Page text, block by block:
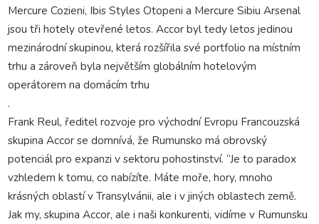
Mercure Cozieni, Ibis Styles Otopeni a Mercure Sibiu Arsenal
jsou tři hotely otevřené letos. Accor byl tedy letos jedinou
mezinárodní skupinou, která rozšířila své portfolio na místním
trhu a zároveň byla největším globálním hotelovým
operátorem na domácím trhu
.
Frank Reul, ředitel rozvoje pro východní Evropu Francouzská
skupina Accor se domnívá, že Rumunsko má obrovský
potenciál pro expanzi v sektoru pohostinství. “Je to paradox
vzhledem k tomu, co nabízíte. Máte moře, hory, mnoho
krásných oblastí v Transylvánii, ale i v jiných oblastech země.
Jak my, skupina Accor, ale i naši konkurenti, vidíme v Rumunsku